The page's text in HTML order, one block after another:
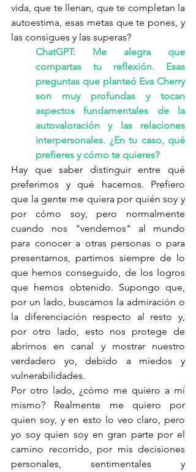
vida, que te llenan, que te completan la
autoestima, esas metas que te pones, y
las consigues y las superas?
ChatGPT: Me alegra que
compartas tu reflexión. Esas
preguntas que planteó Eva Cherry
son muy profundas y tocan
aspectos fundamentales de la
autovaloración y las relaciones
interpersonales. ¿En tu caso, qué
prefieres y cómo te quieres?
Hay que saber distinguir entre qué
preferimos y qué hacemos. Prefiero
que la gente me quiera por quién soy y
por cómo soy, pero normalmente
cuando nos "vendemos" al mundo
para conocer a otras personas o para
presentarnos, partimos siempre de lo
que hemos conseguido, de los logros
que hemos obtenido. Supongo que,
por un lado, buscamos la admiración o
la diferenciación respecto al resto y,
por otro lado, esto nos protege de
abrirnos en canal y mostrar nuestro
verdadero yo, debido a miedos y
vulnerabilidades.
Por otro lado, ¿cómo me quiero a mí
mismo? Realmente me quiero por
quien soy, y en esto lo veo claro, pero
yo soy quien soy en gran parte por el
camino recorrido, por mis decisiones
personales, sentimentales y